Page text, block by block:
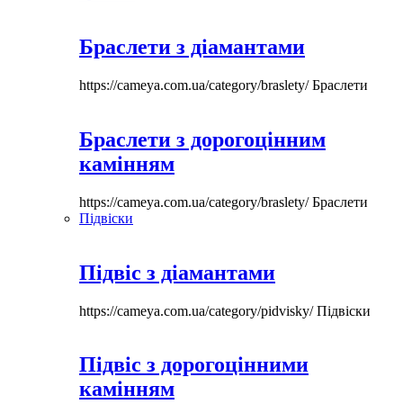
Браслети з діамантами
https://cameya.com.ua/category/braslety/Браслети
Браслети з дорогоцінним
камінням
https://cameya.com.ua/category/braslety/Браслети
Підвіски
Підвіс з діамантами
https://cameya.com.ua/category/pidvisky/Підвіски
Підвіс з дорогоцінними
камінням